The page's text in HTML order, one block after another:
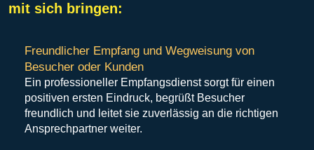
mit sich bringen:
Freundlicher Empfang und Wegweisung von
Besucher oder Kunden
Ein professioneller Empfangsdienst sorgt für einen
positiven ersten Eindruck, begrüßt Besucher
freundlich und leitet sie zuverlässig an die richtigen
Ansprechpartner weiter.